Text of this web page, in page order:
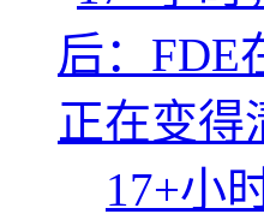
17+小